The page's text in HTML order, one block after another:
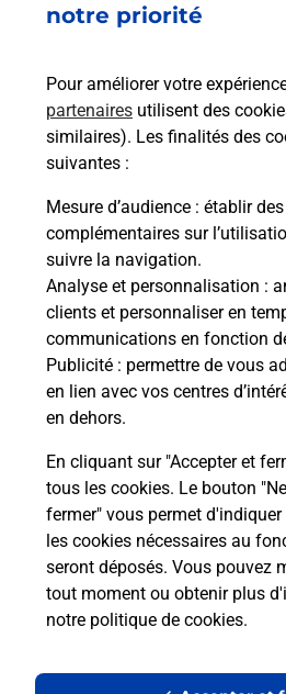
notre priorité
Pour améliorer votre
partenaires utilisent des
similaires). Les finalités des
suivantes :
Mesure d’audience : établir
complémentaires sur
suivre la navigation.
Analyse et personnalisation :
clients et personnaliser en
communications en fonction
Publicité : permettre de vous
en lien avec vos centres
en dehors.
En cliquant sur "Accepter et
tous les cookies. Le bouton
fermer" vous permet
les cookies nécessaires au
seront déposés. Vous pouvez
tout moment ou obtenir plus
notre politique de cookies.
CHENECEY BUILLON MAIRIE